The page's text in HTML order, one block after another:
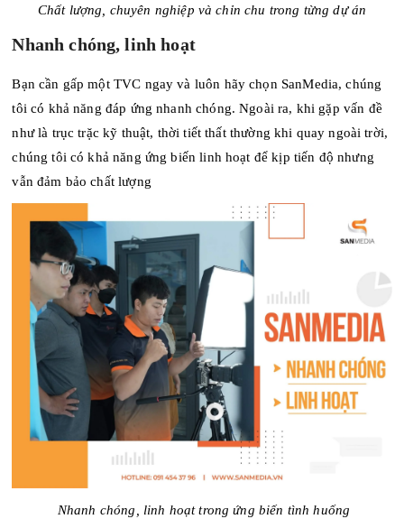
Chất lượng, chuyên nghiệp và chỉn chu trong từng dự án
Nhanh chóng, linh hoạt
Bạn cần gấp một TVC ngay và luôn hãy chọn SanMedia, chúng
tôi có khả năng đáp ứng nhanh chóng. Ngoài ra, khi gặp vấn đề
như là trục trặc kỹ thuật, thời tiết thất thường khi quay ngoài trời,
chúng tôi có khả năng ứng biến linh hoạt để kịp tiến độ nhưng
vẫn đảm bảo chất lượng
Nhanh chóng, linh hoạt trong ứng biến tình huống